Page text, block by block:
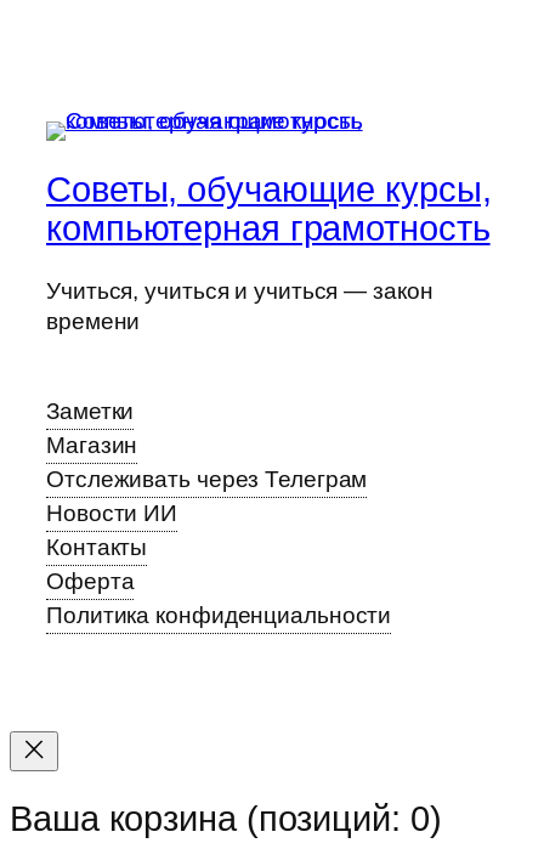
Советы, обучающие курсы,
компьютерная грамотность
Учиться, учиться и учиться — закон
времени
Заметки
Магазин
Отслеживать через Телеграм
Новости ИИ
Контакты
Оферта
Политика конфиденциальности
Прокрутка
вверх
Ваша корзина (позиций: 0)